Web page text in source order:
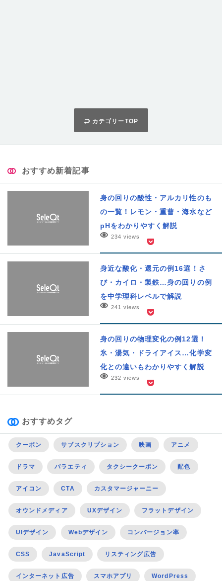
カテゴリーTOP
おすすめ新着記事
身の回りの酸性・アルカリ性のも
の一覧！レモン・重曹・海水など
pHをわかりやすく解説
234 views
身近な酸化・還元の例16選！さ
び・カイロ・製鉄…身の回りの例
を中学理科レベルで解説
241 views
身の回りの物理変化の例12選！
氷・湯気・ドライアイス…化学変
化との違いもわかりやすく解説
232 views
おすすめタグ
クーポン サブスクリプション 映画 アニメ
ドラマ バラエティ タクシークーポン 配色
アイコン CTA カスタマージャーニー
オウンドメディア UXデザイン フラットデザイン
UIデザイン Webデザイン コンバージョン率
CSS JavaScript リスティング広告
インターネット広告 スマホアプリ WordPress